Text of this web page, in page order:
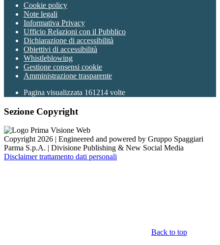
Cookie policy
Note legali
Informativa Privacy
Ufficio Relazioni con il Pubblico
Dichiarazione di accessibilità
Obiettivi di accessibilità
Whistleblowing
Gestione consensi cookie
Amministrazione trasparente
Pagina visualizzata 161214 volte
Sezione Copyright
Copyright 2026 | Engineered and powered by Gruppo Spaggiari
Parma S.p.A. | Divisione Publishing & New Social Media
Disclaimer trattamento dati personali
Back to top